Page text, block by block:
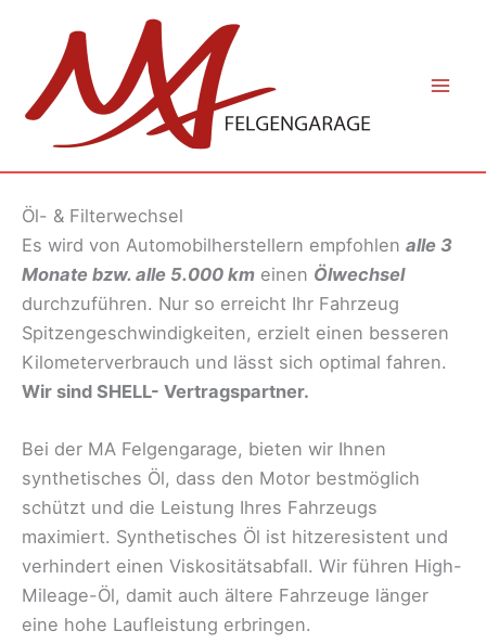
springen
Öl- & Filterwechsel
Es wird von Automobilherstellern empfohlen alle 3
Monate bzw. alle 5.000 km einen Ölwechsel
durchzuführen. Nur so erreicht Ihr Fahrzeug
Spitzengeschwindigkeiten, erzielt einen besseren
Kilometerverbrauch und lässt sich optimal fahren.
Wir sind SHELL- Vertragspartner.
Bei der MA Felgengarage, bieten wir Ihnen
synthetisches Öl, dass den Motor bestmöglich
schützt und die Leistung Ihres Fahrzeugs
maximiert. Synthetisches Öl ist hitzeresistent und
verhindert einen Viskositätsabfall. Wir führen High-
Mileage-Öl, damit auch ältere Fahrzeuge länger
eine hohe Laufleistung erbringen.